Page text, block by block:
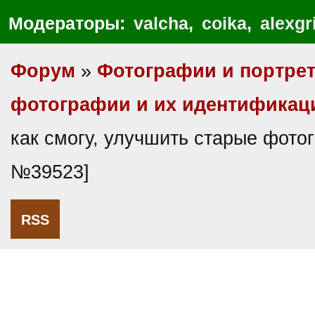
Модераторы: valcha, coika,
Форум » Фотографии и
фотографии и их
как смогу, улучшить старые
№39523]
RSS